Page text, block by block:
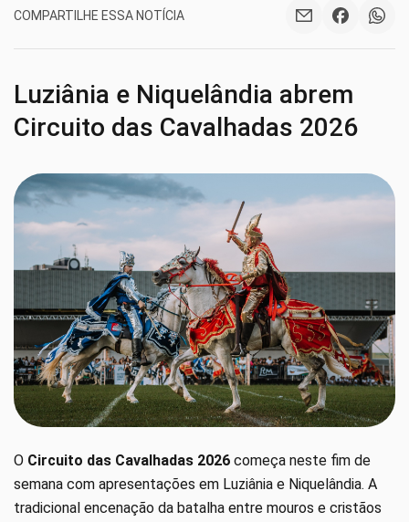
COMPARTILHE ESSA NOTÍCIA
Luziânia e Niquelândia abrem
Circuito das Cavalhadas 2026
O Circuito das Cavalhadas 2026 começa neste fim de
semana com apresentações em Luziânia e Niquelândia. A
tradicional encenação da batalha entre mouros e cristãos